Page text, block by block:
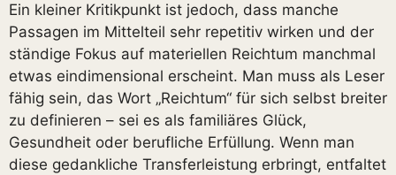
Ein kleiner Kritikpunkt ist jedoch, dass manche
Passagen im Mittelteil sehr repetitiv wirken und der
ständige Fokus auf materiellen Reichtum manchmal
etwas eindimensional erscheint. Man muss als Leser
fähig sein, das Wort „Reichtum“ für sich selbst breiter
zu definieren – sei es als familiäres Glück,
Gesundheit oder berufliche Erfüllung. Wenn man
diese gedankliche Transferleistung erbringt, entfaltet